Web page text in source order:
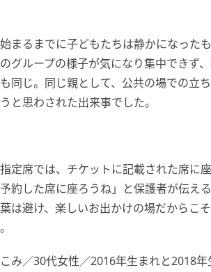
まるまでに子どもたちは静かになった
グループの様子が気になり集中できず
同じ。同じ親として、公共の場での立
と思わされた出来事でした。
定席では、チケットに記載された席に
約した席に座ろうね」と保護者が伝え
は避け、楽しいお出かけの場だからこ
み／30代女性／2016年生まれと2018